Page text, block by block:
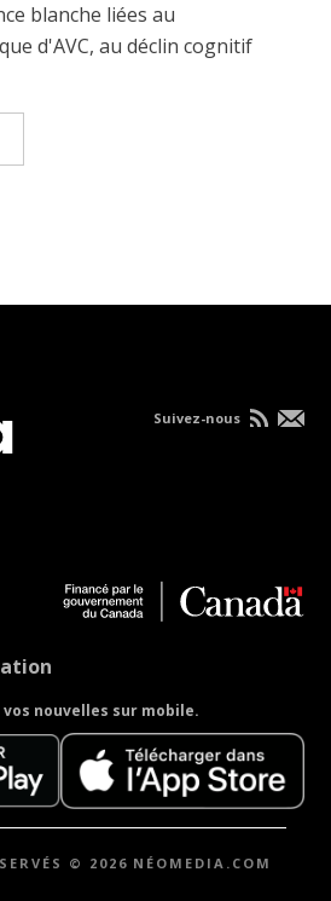
blanche liées au
d'AVC, au déclin cognitif
vos nouvelles sur mobile.
Suivez-nous
© 2026 NÉOMEDIA.COM